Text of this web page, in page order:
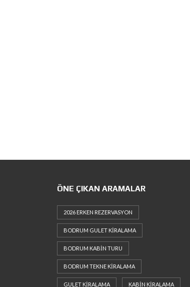
ÖNE ÇIKAN ARAMALAR
2026 ERKEN REZERVASYON
BODRUM GULET KIRALAMA
BODRUM KABIN TURU
BODRUM TEKNE KIRALAMA
GULET KIRALAMA KABIN KIRALAMA